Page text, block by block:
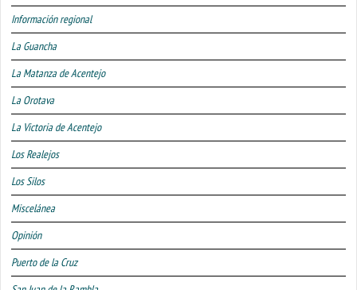
Información regional
La Guancha
La Matanza de Acentejo
La Orotava
La Victoria de Acentejo
Los Realejos
Los Silos
Miscelánea
Opinión
Puerto de la Cruz